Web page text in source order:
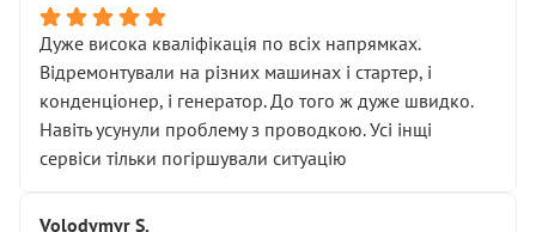
Дуже висока кваліфікація по всіх напрямках.
Відремонтували на різних машинах і стартер, і
конденціонер, і генератор. До того ж дуже швидко.
Навіть усунули проблему з проводкою. Усі інщі
сервіси тільки погіршували ситуацію
Volodymyr S.